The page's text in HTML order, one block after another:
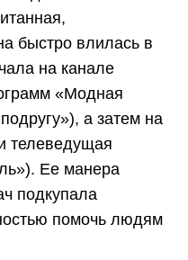
быстро влилась в
на канале
«Модная
а затем на
телеведущая
Ее манера
подкупала
помочь людям